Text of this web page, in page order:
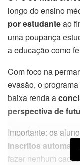
longo do ensino
por estudanteao
uma poupança
a educação como
Com foco na
evasão, o
baixa renda a
perspectiva de
Importante: os
inscritos
fazer nenhum